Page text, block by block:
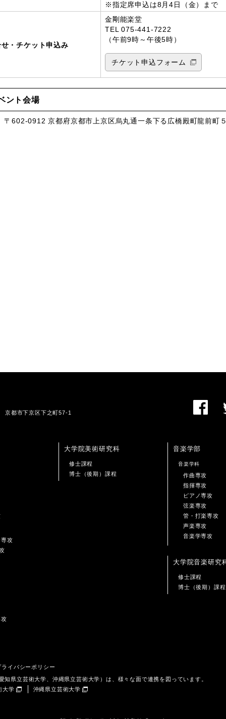
※指定席申込は8月4日（金）まで
せ・チケット申込み
金剛能楽堂
TEL 075-441-7222
（午前9時～午後5時）
チケット申込フォーム
ント会場
〒602-0912 京都府京都市上京区烏丸通一条下る広橋殿町龍前町
都市下京区下之町57-1
攻
大学院美術研究科
修士課程
博士（後期）課程
音楽学部
音楽学科
作曲専攻
指揮専攻
ピアノ専攻
弦楽専攻
管・打楽専攻
声楽専攻
音楽学専攻
大学院音楽研究
修士課程
博士（後期）課程
ライバシーポリシー
県立芸術大学、沖縄県立芸術大学）は、様々な面で連携を図っています。
大学 沖縄県立芸術大学